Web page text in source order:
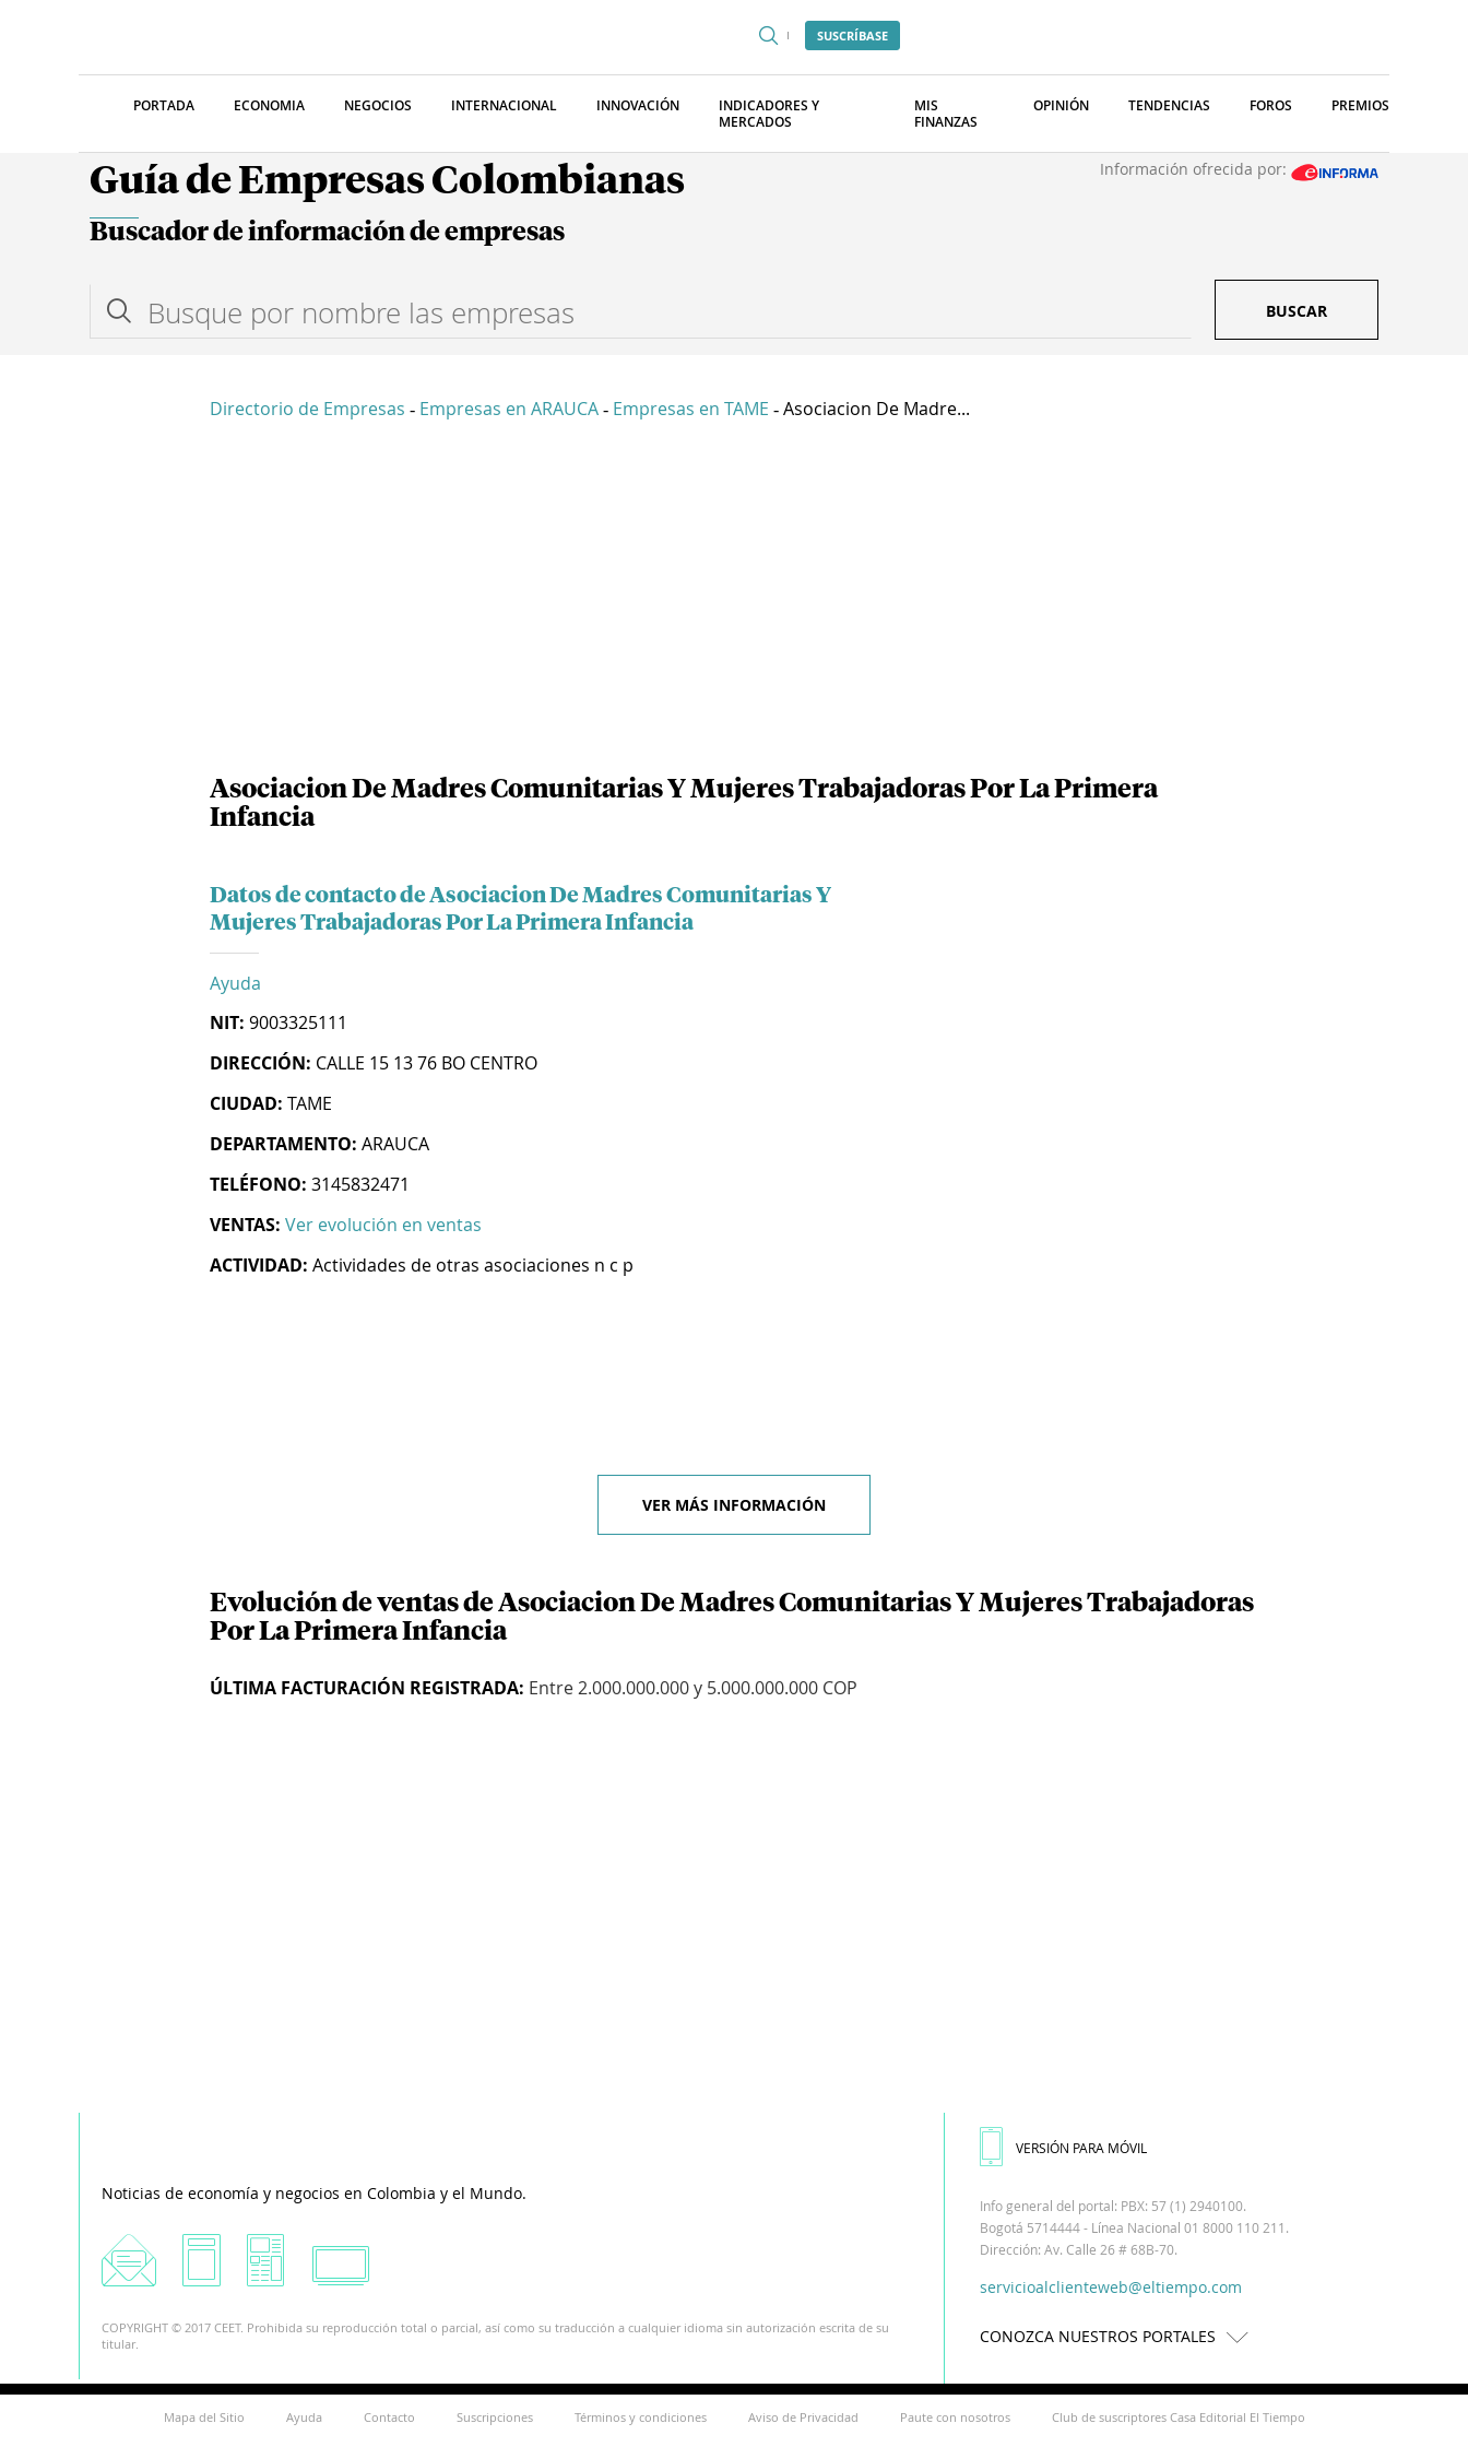
SUSCRÍBASE
PORTADA ECONOMIA NEGOCIOS INTERNACIONAL INNOVACIÓN
INDICADORES Y
MERCADOS
MIS
FINANZAS
OPINIÓN TENDENCIAS FOROS PREMIOS
Guía de Empresas Colombianas Información ofrecida por:
Buscador de información de empresas
BUSCAR
Directorio de Empresas - Empresas en ARAUCA - Empresas en TAME - Asociacion De Madre...
Asociacion De Madres Comunitarias Y Mujeres Trabajadoras Por La Primera
Infancia
Datos de contacto de Asociacion De Madres Comunitarias Y
Mujeres Trabajadoras Por La Primera Infancia
Ayuda
NIT: 9003325111
DIRECCIÓN: CALLE 15 13 76 BO CENTRO
CIUDAD: TAME
DEPARTAMENTO: ARAUCA
TELÉFONO: 3145832471
VENTAS: Ver evolución en ventas
ACTIVIDAD: Actividades de otras asociaciones n c p
VER MÁS INFORMACIÓN
Evolución de ventas de Asociacion De Madres Comunitarias Y Mujeres Trabajadoras
Por La Primera Infancia
ÚLTIMA FACTURACIÓN REGISTRADA: Entre 2.000.000.000 y 5.000.000.000 COP
Noticias de economía y negocios en Colombia y el Mundo.
COPYRIGHT © 2017 CEET. Prohibida su reproducción total o parcial, así como su traducción a cualquier idioma sin autorización escrita de su
titular.
VERSIÓN PARA MÓVIL
Info general del portal: PBX: 57 (1) 2940100.
Bogotá 5714444 - Línea Nacional 01 8000 110 211.
Dirección: Av. Calle 26 # 68B-70.
servicioalclienteweb@eltiempo.com
CONOZCA NUESTROS PORTALES
Mapa del Sitio Ayuda Contacto Suscripciones Términos y condiciones Aviso de Privacidad Paute con nosotros Club de suscriptores Casa Editorial El Tiempo